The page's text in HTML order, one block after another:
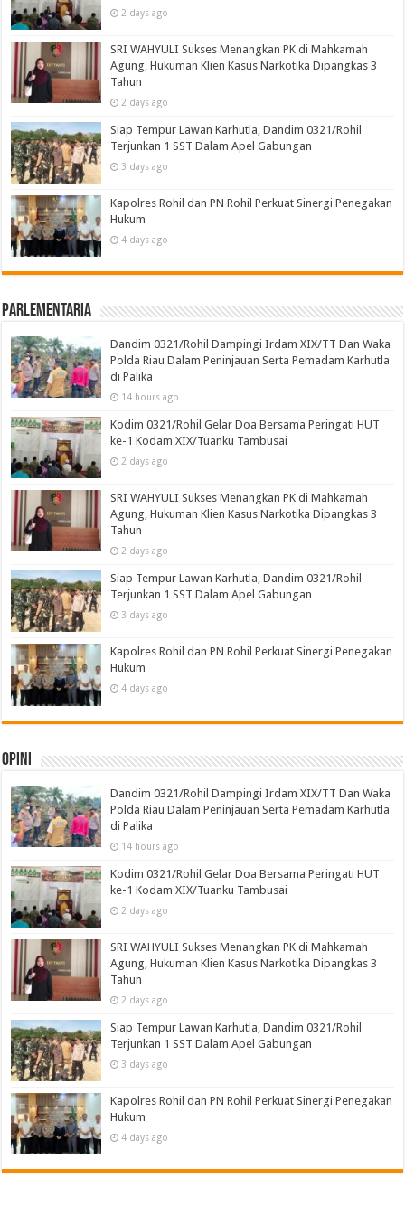
2 days ago
SRI WAHYULI Sukses Menangkan PK di Mahkamah
Agung, Hukuman Klien Kasus Narkotika Dipangkas 3
Tahun
2 days ago
Siap Tempur Lawan Karhutla, Dandim 0321/Rohil
Terjunkan 1 SST Dalam Apel Gabungan
3 days ago
Kapolres Rohil dan PN Rohil Perkuat Sinergi Penegakan
Hukum
4 days ago
Parlementaria
Dandim 0321/Rohil Dampingi Irdam XIX/TT Dan Waka
Polda Riau Dalam Peninjauan Serta Pemadam Karhutla
di Palika
14 hours ago
Kodim 0321/Rohil Gelar Doa Bersama Peringati HUT
ke-1 Kodam XIX/Tuanku Tambusai
2 days ago
SRI WAHYULI Sukses Menangkan PK di Mahkamah
Agung, Hukuman Klien Kasus Narkotika Dipangkas 3
Tahun
2 days ago
Siap Tempur Lawan Karhutla, Dandim 0321/Rohil
Terjunkan 1 SST Dalam Apel Gabungan
3 days ago
Kapolres Rohil dan PN Rohil Perkuat Sinergi Penegakan
Hukum
4 days ago
Opini
Dandim 0321/Rohil Dampingi Irdam XIX/TT Dan Waka
Polda Riau Dalam Peninjauan Serta Pemadam Karhutla
di Palika
14 hours ago
Kodim 0321/Rohil Gelar Doa Bersama Peringati HUT
ke-1 Kodam XIX/Tuanku Tambusai
2 days ago
SRI WAHYULI Sukses Menangkan PK di Mahkamah
Agung, Hukuman Klien Kasus Narkotika Dipangkas 3
Tahun
2 days ago
Siap Tempur Lawan Karhutla, Dandim 0321/Rohil
Terjunkan 1 SST Dalam Apel Gabungan
3 days ago
Kapolres Rohil dan PN Rohil Perkuat Sinergi Penegakan
Hukum
4 days ago